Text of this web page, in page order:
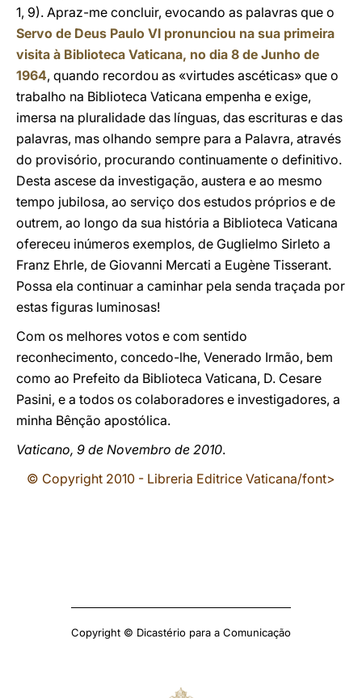
1, 9). Apraz-me concluir, evocando as palavras que o
Servo de Deus Paulo VI pronunciou na sua primeira
visita à Biblioteca Vaticana, no dia 8 de Junho de
1964, quando recordou as «virtudes ascéticas» que o
trabalho na Biblioteca Vaticana empenha e exige,
imersa na pluralidade das línguas, das escrituras e das
palavras, mas olhando sempre para a Palavra, através
do provisório, procurando continuamente o definitivo.
Desta ascese da investigação, austera e ao mesmo
tempo jubilosa, ao serviço dos estudos próprios e de
outrem, ao longo da sua história a Biblioteca Vaticana
ofereceu inúmeros exemplos, de Guglielmo Sirleto a
Franz Ehrle, de Giovanni Mercati a Eugène Tisserant.
Possa ela continuar a caminhar pela senda traçada por
estas figuras luminosas!
Com os melhores votos e com sentido
reconhecimento, concedo-lhe, Venerado Irmão, bem
como ao Prefeito da Biblioteca Vaticana, D. Cesare
Pasini, e a todos os colaboradores e investigadores, a
minha Bênção apostólica.
Vaticano, 9 de Novembro de 2010.
© Copyright 2010 - Libreria Editrice Vaticana/font>
Copyright © Dicastério para a Comunicação